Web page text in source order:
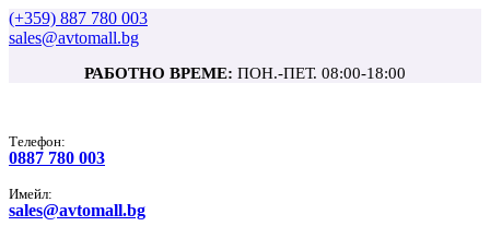
(+359) 887 780 003
sales@avtomall.bg
РАБОТНО ВРЕМЕ: ПОН.-ПЕТ. 08:00-18:00
Tелефон:
0887 780 003
Имейл:
sales@avtomall.bg